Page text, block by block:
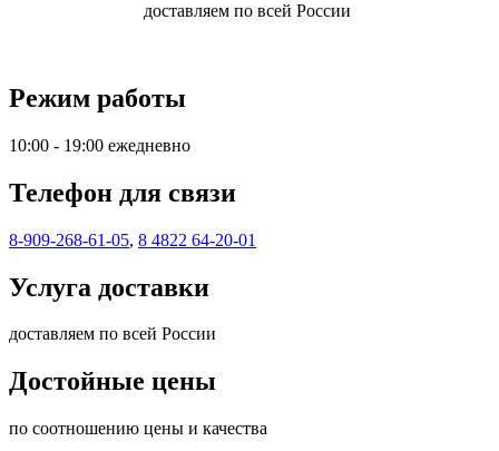
доставляем по всей России
Режим работы
10:00 - 19:00 ежедневно
Телефон для связи
8-909-268-61-05, 8 4822 64-20-01
Услуга доставки
доставляем по всей России
Достойные цены
по соотношению цены и качества